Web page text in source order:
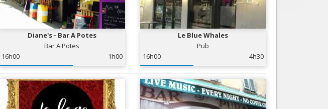
Mode, ...
Loisirs
Plages, sports, ...
Services
Tourisme, ...
Nice le petit Marais Niçois
Nice la plaine du Var
Nice Aéroport
Diane's - Bar A Potes
Bar A Potes
16h00
1h00
Le Blue Whales
Pub
16h00
4h30